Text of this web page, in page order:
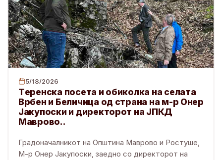
5/18/2026
Tеренска посета и обиколка на селата
Врбен и Беличица од страна на м-р Онер
Јакупоски и директорот на ЈПКД
Маврово..
Градоначалникот на Општина Маврово и Ростуше,
М-р Онер Јакупоски, заедно со директорот на